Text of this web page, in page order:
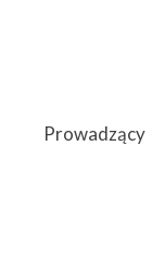
Prowadzący